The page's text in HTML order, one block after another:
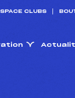
CLUBS